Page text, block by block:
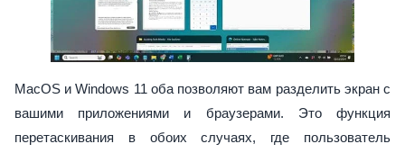
MacOS и Windows 11 оба позволяют вам разделить экран с
вашими приложениями и браузерами. Это функция
перетаскивания в обоих случаях, где пользователь